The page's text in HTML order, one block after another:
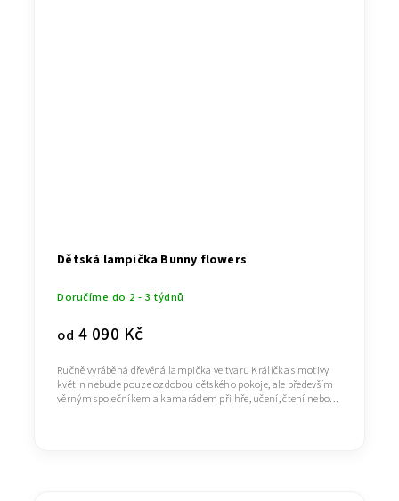
Dětská lampička Bunny flowers
Doručíme do 2 - 3 týdnů
od 4 090 Kč
Ručně vyráběná dřevěná lampička ve tvaru Králíčka s motivy
květin nebude pouze ozdobou dětského pokoje, ale především
věrným společníkem a kamarádem při hře, učení, čtení nebo...